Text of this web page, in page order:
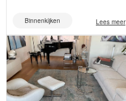
Binnenkijken Lees meer